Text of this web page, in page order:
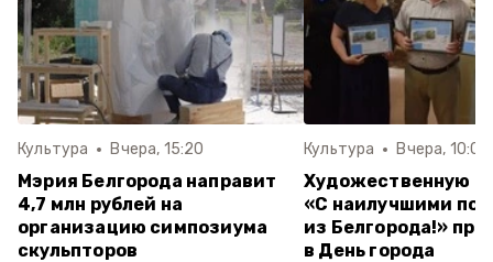
Культура Вчера, 15:20
Мэрия Белгорода направит
4,7 млн рублей на
организацию симпозиума
скульпторов
Культура Вчера, 10:05
Художественную
«С наилучшими
из Белгорода!»
в День города